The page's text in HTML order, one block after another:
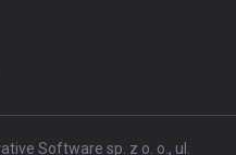
Software sp. z o. o., ul.